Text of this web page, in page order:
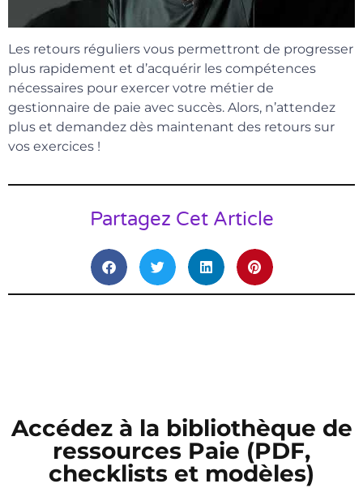
Les retours réguliers vous permettront de progresser
plus rapidement et d’acquérir les compétences
nécessaires pour exercer votre métier de
gestionnaire de paie avec succès. Alors, n’attendez
plus et demandez dès maintenant des retours sur
vos exercices !
Partagez Cet Article
Accédez à la bibliothèque de
ressources Paie (PDF,
checklists et modèles)